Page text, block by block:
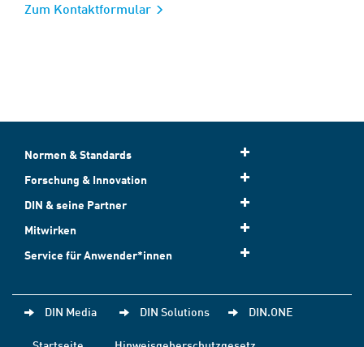
Zum Kontaktformular
Normen & Standards
Forschung & Innovation
DIN & seine Partner
Mitwirken
Service für Anwender*innen
DIN Media DIN Solutions DIN.ONE